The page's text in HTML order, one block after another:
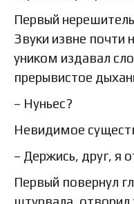
Первый
Звуки извне почти
уником издавал
прерывистое
– Нуньес?
Невидимое
– Держись, друг, я
Первый повернул